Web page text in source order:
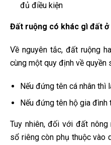
đủ điều kiện
Đất ruộng có khác gì đất ở
Về nguyên tắc, đất ruộng
cùng một quy định về quyền
Nếu đứng tên cá nhân thì
Nếu đứng tên hộ gia đình
Tuy nhiên, đối với đất
sổ riêng còn phụ thuộc vào